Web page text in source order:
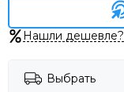
Нашли дешевле?
Выбрать